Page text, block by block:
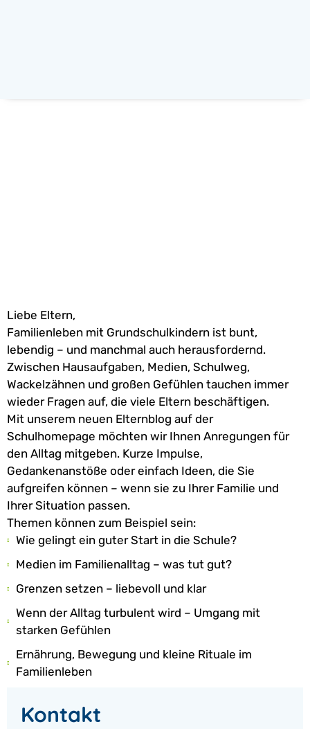
Liebe Eltern,
Familienleben mit Grundschulkindern ist bunt,
lebendig – und manchmal auch herausfordernd.
Zwischen Hausaufgaben, Medien, Schulweg,
Wackelzähnen und großen Gefühlen tauchen immer
wieder Fragen auf, die viele Eltern beschäftigen.
Mit unserem neuen Elternblog auf der
Schulhomepage möchten wir Ihnen Anregungen für
den Alltag mitgeben. Kurze Impulse,
Gedankenanstöße oder einfach Ideen, die Sie
aufgreifen können – wenn sie zu Ihrer Familie und
Ihrer Situation passen.
Themen können zum Beispiel sein:
Wie gelingt ein guter Start in die Schule?
Medien im Familienalltag – was tut gut?
Grenzen setzen – liebevoll und klar
Wenn der Alltag turbulent wird – Umgang mit
starken Gefühlen
Ernährung, Bewegung und kleine Rituale im
Familienleben
Kontakt